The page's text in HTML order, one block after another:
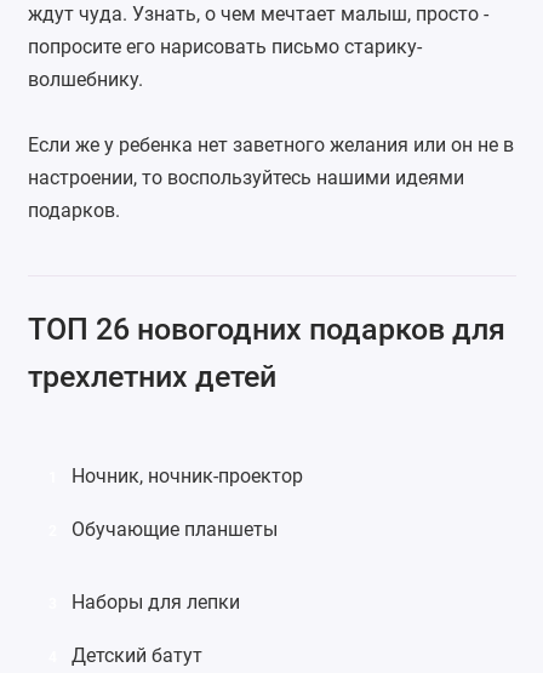
ждут чуда. Узнать, о чем мечтает малыш, просто -
попросите его нарисовать письмо старику-
волшебнику.
Если же у ребенка нет заветного желания или он не в
настроении, то воспользуйтесь нашими идеями
подарков.
ТОП 26 новогодних подарков для
трехлетних детей
Ночник, ночник-проектор
Обучающие планшеты
Наборы для лепки
Детский батут